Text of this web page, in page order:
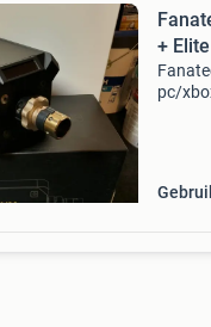
+
pc/